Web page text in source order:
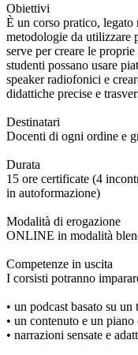
Obiettivi
È un corso pratico, legato
metodologie da utilizzare
serve per creare le
studenti possano usare
speaker radiofonici e
didattiche precise e
Destinatari
Docenti di ogni ordine e
Durata
15 ore certificate (4
in autoformazione)
Modalità di erogazione
ONLINE in modalità
Competenze in uscita
I corsisti potranno
• un podcast basato su un
• un contenuto e un
• narrazioni sensate e